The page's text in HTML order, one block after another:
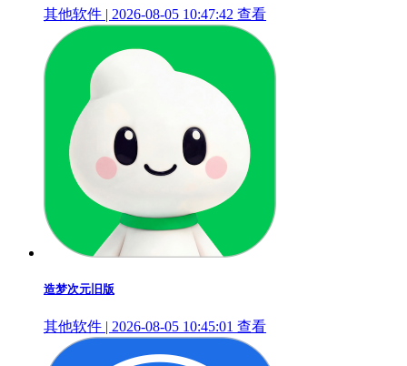
其他软件 | 2026-08-05 10:47:42 查看
造梦次元旧版
其他软件 | 2026-08-05 10:45:01 查看